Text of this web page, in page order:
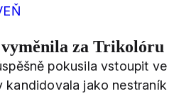
za Trikolóru
pokusila vstoupit ve
kandidovala jako nestraník